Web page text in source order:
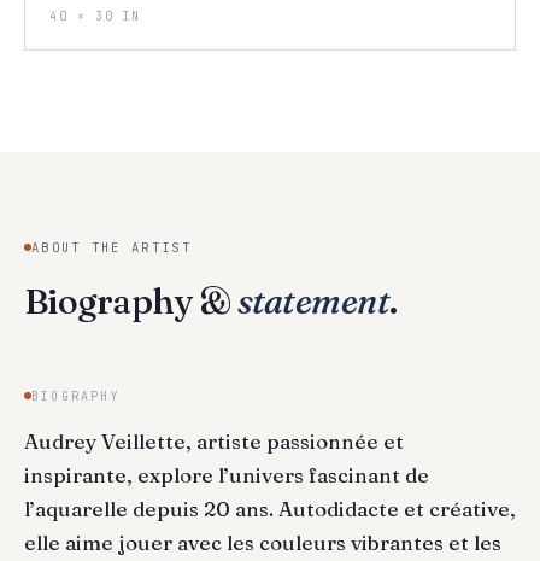
40 × 30 IN
ABOUT THE ARTIST
Biography &statement.
BIOGRAPHY
Audrey Veillette, artiste passionnée et
inspirante, explore l’univers fascinant de
l’aquarelle depuis 20 ans. Autodidacte et créative,
elle aime jouer avec les couleurs vibrantes et les